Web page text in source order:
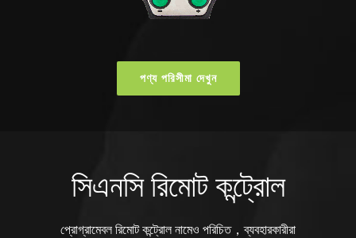
পণ্য পরিসীমা দেখুন
সিএনসি রিমোট কন্ট্রোল
প্রোগ্রামেবল রিমোট কন্ট্রোল নামেও পরিচিত，ব্যবহারকারীরা